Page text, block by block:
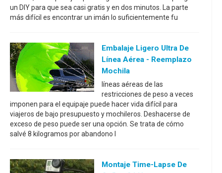
un DIY para que sea casi gratis y en dos minutos. La parte
más difícil es encontrar un imán lo suficientemente fu
Embalaje Ligero Ultra De
Línea Aérea - Reemplazo
Mochila
líneas aéreas de las
restricciones de peso a veces
imponen para el equipaje puede hacer vida difícil para
viajeros de bajo presupuesto y mochileros. Deshacerse de
exceso de peso puede ser una opción. Se trata de cómo
salvé 8 kilogramos por abandono l
Montaje Time-Lapse De